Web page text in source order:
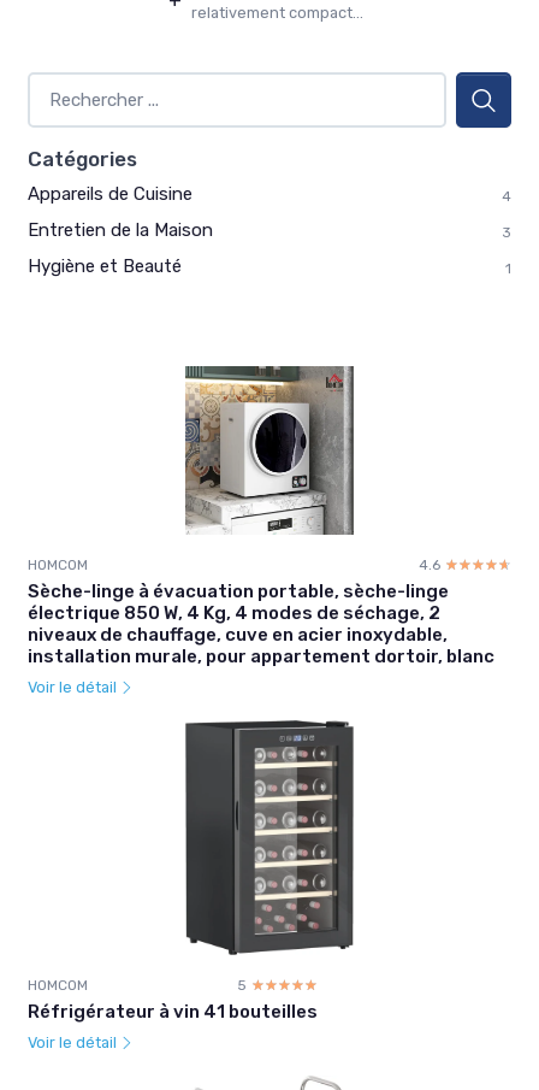
relativement compact...
Catégories
Appareils de Cuisine 4
Entretien de la Maison 3
Hygiène et Beauté 1
HOMCOM 4.6 ☆☆☆☆☆
★★★★★
Sèche-linge à évacuation portable, sèche-linge
électrique 850 W, 4 Kg, 4 modes de séchage, 2
niveaux de chauffage, cuve en acier inoxydable,
installation murale, pour appartement dortoir, blanc
Voir le détail
HOMCOM 5 ☆☆☆☆☆
★★★★★
Réfrigérateur à vin 41 bouteilles
Voir le détail